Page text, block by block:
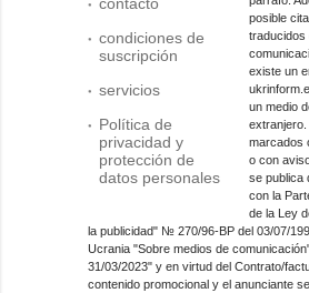
condiciones de
suscripción
servicios
Política de
privacidad y
protección de
datos personales
posible
traducidos
existe un
un medio
marcados
o con
se publica
con la
de la Ley
la publicidad" № 270/96-ВР del 03/07/
Ucrania "Sobre medios de
31/03/2023" y en virtud del Contrato/
contenido promocional y el anunciante